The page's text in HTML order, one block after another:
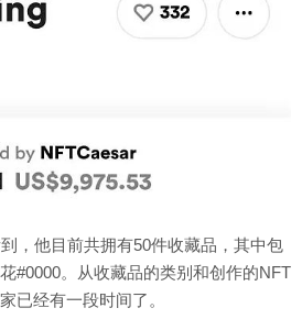
，他目前共拥有50件收藏品，其中包
#0000。从收藏品的类别和创作的NFT
已经有一段时间了。